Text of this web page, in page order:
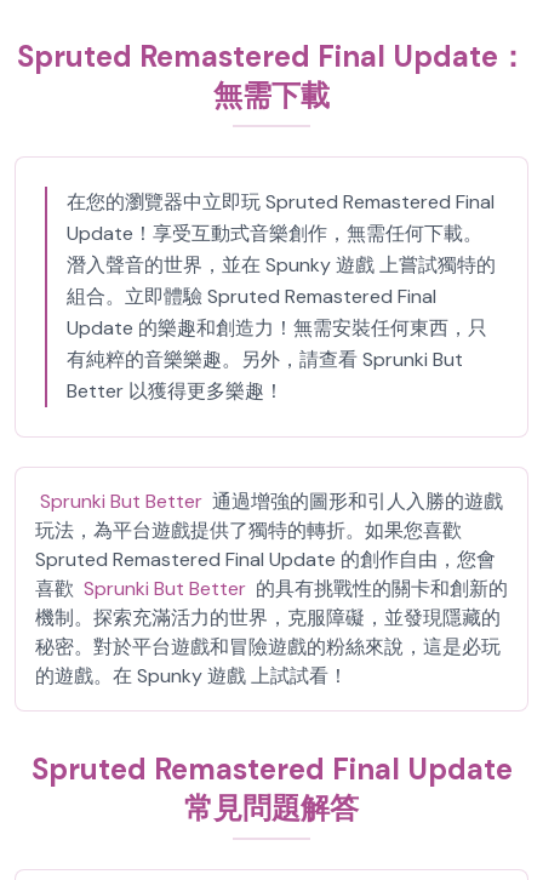
Spruted Remastered Final Update：
無需下載
在您的瀏覽器中立即玩 Spruted Remastered Final
Update！享受互動式音樂創作，無需任何下載。
潛入聲音的世界，並在 Spunky 遊戲 上嘗試獨特的
組合。立即體驗 Spruted Remastered Final
Update 的樂趣和創造力！無需安裝任何東西，只
有純粹的音樂樂趣。另外，請查看 Sprunki But
Better 以獲得更多樂趣！
Sprunki But Better 通過增強的圖形和引人入勝的遊戲
玩法，為平台遊戲提供了獨特的轉折。如果您喜歡
Spruted Remastered Final Update 的創作自由，您會
喜歡 Sprunki But Better 的具有挑戰性的關卡和創新的
機制。探索充滿活力的世界，克服障礙，並發現隱藏的
秘密。對於平台遊戲和冒險遊戲的粉絲來說，這是必玩
的遊戲。在 Spunky 遊戲 上試試看！
Spruted Remastered Final Update
常見問題解答